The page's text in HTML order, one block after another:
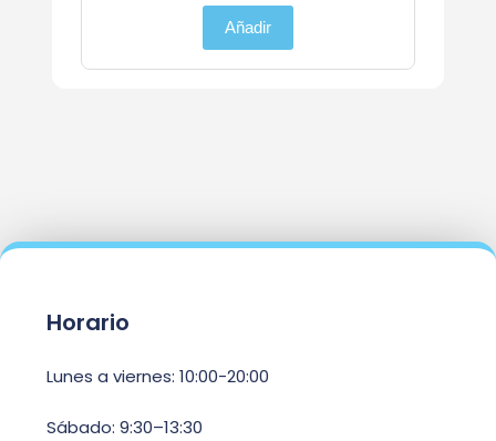
Añadir
Horario
Lunes a viernes: 10:00-20:00
Sábado: 9:30–13:30